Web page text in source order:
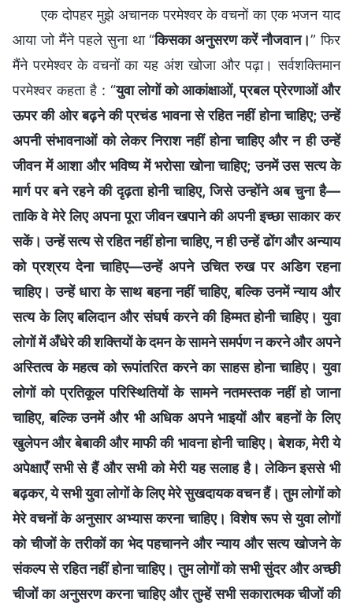
एक दोपहर मुझे अचानक परमेश्वर के वचनों का एक भजन याद
आया जो मैंने पहले सुना था “किसका अनुसरण करें नौजवान।” फिर
मैंने परमेश्वर के वचनों का यह अंश खोजा और पढ़ा। सर्वशक्तिमान
परमेश्वर कहता है : “युवा लोगों को आकांक्षाओं, प्रबल प्रेरणाओं और
ऊपर की ओर बढ़ने की प्रचंड भावना से रहित नहीं होना चाहिए; उन्हें
अपनी संभावनाओं को लेकर निराश नहीं होना चाहिए और न ही उन्हें
जीवन में आशा और भविष्य में भरोसा खोना चाहिए; उनमें उस सत्य के
मार्ग पर बने रहने की दृढ़ता होनी चाहिए, जिसे उन्होंने अब चुना है—
ताकि वे मेरे लिए अपना पूरा जीवन खपाने की अपनी इच्छा साकार कर
सकें। उन्हें सत्य से रहित नहीं होना चाहिए, न ही उन्हें ढोंग और अन्याय
को प्रश्रय देना चाहिए—उन्हें अपने उचित रुख पर अडिग रहना
चाहिए। उन्हें धारा के साथ बहना नहीं चाहिए, बल्कि उनमें न्याय और
सत्य के लिए बलिदान और संघर्ष करने की हिम्मत होनी चाहिए। युवा
लोगों में अँधेरे की शक्तियों के दमन के सामने समर्पण न करने और अपने
अस्तित्व के महत्व को रूपांतरित करने का साहस होना चाहिए। युवा
लोगों को प्रतिकूल परिस्थितियों के सामने नतमस्तक नहीं हो जाना
चाहिए, बल्कि उनमें और भी अधिक अपने भाइयों और बहनों के लिए
खुलेपन और बेबाकी और माफी की भावना होनी चाहिए। बेशक, मेरी ये
अपेक्षाएँ सभी से हैं और सभी को मेरी यह सलाह है। लेकिन इससे भी
बढ़कर, ये सभी युवा लोगों के लिए मेरे सुखदायक वचन हैं। तुम लोगों को
मेरे वचनों के अनुसार अभ्यास करना चाहिए। विशेष रूप से युवा लोगों
को चीजों के तरीकों का भेद पहचानने और न्याय और सत्य खोजने के
संकल्प से रहित नहीं होना चाहिए। तुम लोगों को सभी सुंदर और अच्छी
चीजों का अनुसरण करना चाहिए और तुम्हें सभी सकारात्मक चीजों की